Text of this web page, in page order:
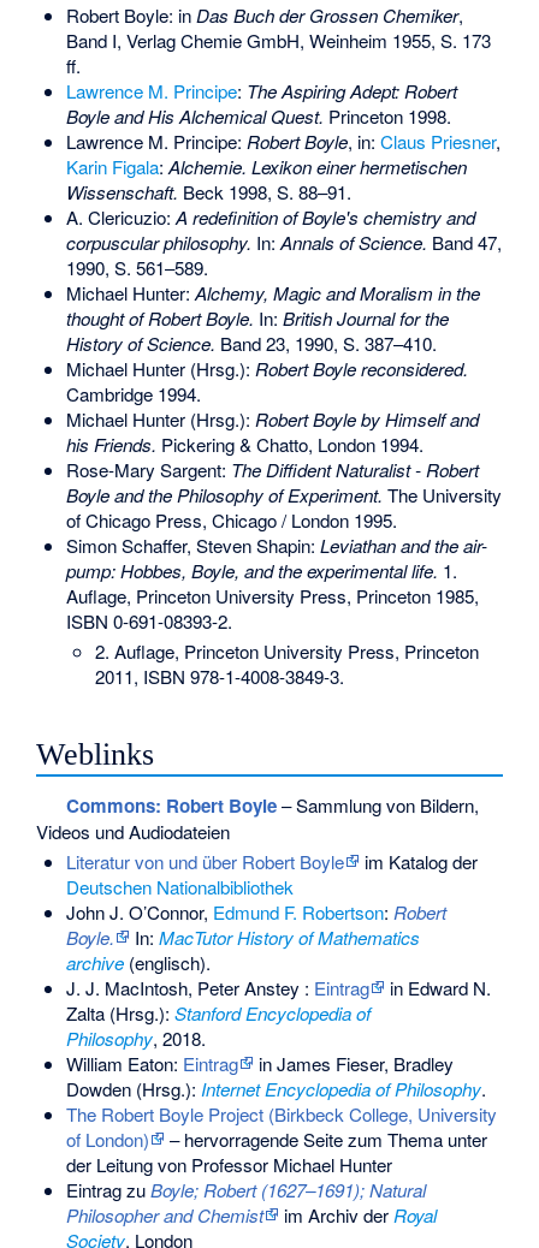
Robert Boyle: inDas Buch der Grossen Chemiker,
Band I, Verlag Chemie GmbH, Weinheim 1955, S. 173
ff.
Lawrence M. Principe: The Aspiring Adept: Robert
Boyle and His Alchemical Quest. Princeton 1998.
Lawrence M. Principe: Robert Boyle, in: Claus Priesner,
Karin Figala: Alchemie. Lexikon einer hermetischen
Wissenschaft. Beck 1998, S. 88–91.
A. Clericuzio: A redefinition of Boyle's chemistry and
corpuscular philosophy. In: Annals of Science. Band 47,
1990, S. 561–589.
Michael Hunter: Alchemy, Magic and Moralism in the
thought of Robert Boyle. In: British Journal for the
History of Science. Band 23, 1990, S. 387–410.
Michael Hunter (Hrsg.): Robert Boyle reconsidered.
Cambridge 1994.
Michael Hunter (Hrsg.): Robert Boyle by Himself and
his Friends. Pickering & Chatto, London 1994.
Rose-Mary Sargent: The Diffident Naturalist - Robert
Boyle and the Philosophy of Experiment. The University
of Chicago Press, Chicago / London 1995.
Simon Schaffer, Steven Shapin: Leviathan and the air-
pump: Hobbes, Boyle, and the experimental life. 1.
Auflage, Princeton University Press, Princeton 1985,
ISBN 0-691-08393-2.
2. Auflage, Princeton University Press, Princeton
2011, ISBN 978-1-4008-3849-3.
Weblinks
Commons: Robert Boyle– Sammlung von Bildern,
Videos und Audiodateien
Literatur von und über Robert Boyle
im Katalog der
Deutschen Nationalbibliothek
John J. O’Connor, Edmund F. Robertson: Robert
Boyle.
In: MacTutor History of Mathematics
archive(englisch).
J. J. MacIntosh, Peter Anstey : Eintrag
in Edward N.
Zalta (Hrsg.): Stanford Encyclopedia of
Philosophy, 2018.
William Eaton: Eintrag
in James Fieser, Bradley
Dowden (Hrsg.): Internet Encyclopedia of Philosophy.
The Robert Boyle Project (Birkbeck College, University
of London)
– hervorragende Seite zum Thema unter
der Leitung von Professor Michael Hunter
Eintrag zuBoyle; Robert (1627–1691); Natural
Philosopher and Chemist
im Archiv derRoyal
Society, London